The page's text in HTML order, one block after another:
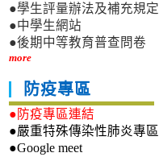
●學生評量辦法及補充規定
●中學生網站
●後期中等教育普查問卷
more
防疫專區
●防疫專區連結
●嚴重特殊傳染性肺炎專區
●Google meet